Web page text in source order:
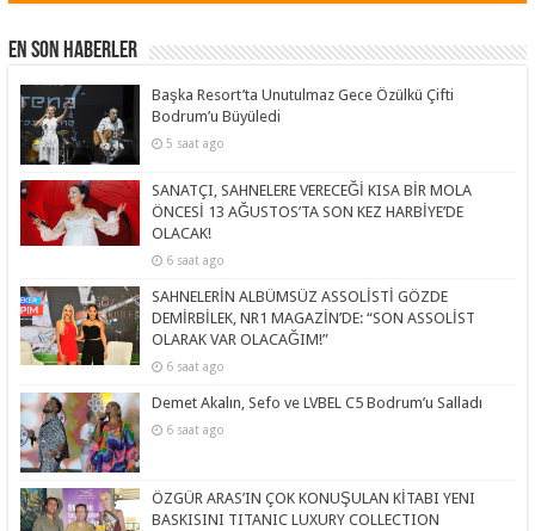
En Son Haberler
Başka Resort’ta Unutulmaz Gece Özülkü Çifti
Bodrum’u Büyüledi
5 saat ago
SANATÇI, SAHNELERE VERECEĞİ KISA BİR MOLA
ÖNCESİ 13 AĞUSTOS’TA SON KEZ HARBİYE’DE
OLACAK!
6 saat ago
SAHNELERİN ALBÜMSÜZ ASSOLİSTİ GÖZDE
DEMİRBİLEK, NR1 MAGAZİN’DE: “SON ASSOLİST
OLARAK VAR OLACAĞIM!”
6 saat ago
Demet Akalın, Sefo ve LVBEL C5 Bodrum’u Salladı
6 saat ago
ÖZGÜR ARAS’IN ÇOK KONUŞULAN KİTABI YENI
BASKISINI TITANIC LUXURY COLLECTION